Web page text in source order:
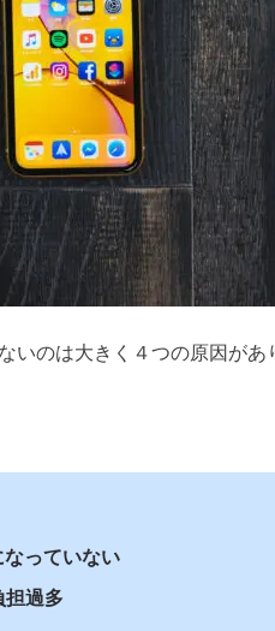
いのは大きく４つの原因があ
っていない
担過多